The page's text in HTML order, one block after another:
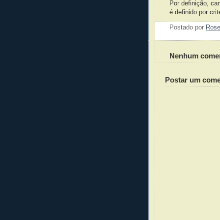
Por definição,
é definido por
Postado por Rose
Nenhum
Postar um